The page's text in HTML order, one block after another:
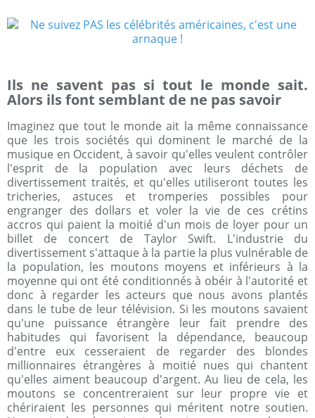
Ils ne savent pas si tout le monde sait.
Alors ils font semblant de ne pas savoir
Imaginez que tout le monde ait la même connaissance
que les trois sociétés qui dominent le marché de la
musique en Occident, à savoir qu'elles veulent contrôler
l'esprit de la population avec leurs déchets de
divertissement traités, et qu'elles utiliseront toutes les
tricheries, astuces et tromperies possibles pour
engranger des dollars et voler la vie de ces crétins
accros qui paient la moitié d'un mois de loyer pour un
billet de concert de Taylor Swift. L'industrie du
divertissement s'attaque à la partie la plus vulnérable de
la population, les moutons moyens et inférieurs à la
moyenne qui ont été conditionnés à obéir à l'autorité et
donc à regarder les acteurs que nous avons plantés
dans le tube de leur télévision. Si les moutons savaient
qu'une puissance étrangère leur fait prendre des
habitudes qui favorisent la dépendance, beaucoup
d'entre eux cesseraient de regarder des blondes
millionnaires étrangères à moitié nues qui chantent
qu'elles aiment beaucoup d'argent. Au lieu de cela, les
moutons se concentreraient sur leur propre vie et
chériraient les personnes qui méritent notre soutien.